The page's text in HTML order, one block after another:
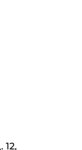
12,